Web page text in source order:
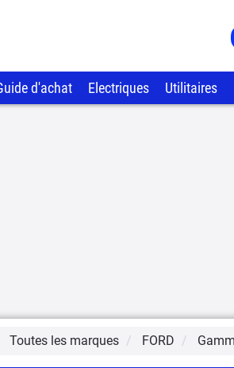
d'achat Electriques Utilitaires
Toutes les marques FORD